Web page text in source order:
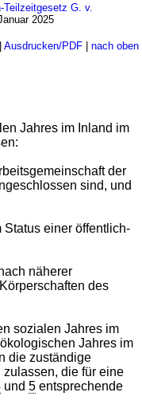
G. v.
2025
| Ausdrucken/PDF| nach oben
Jahres im Inland im
der
sind, und
einer öffentlich-
näherer
des
sozialen Jahres im
Jahres im
die zuständige
die für eine
und5 entsprechende